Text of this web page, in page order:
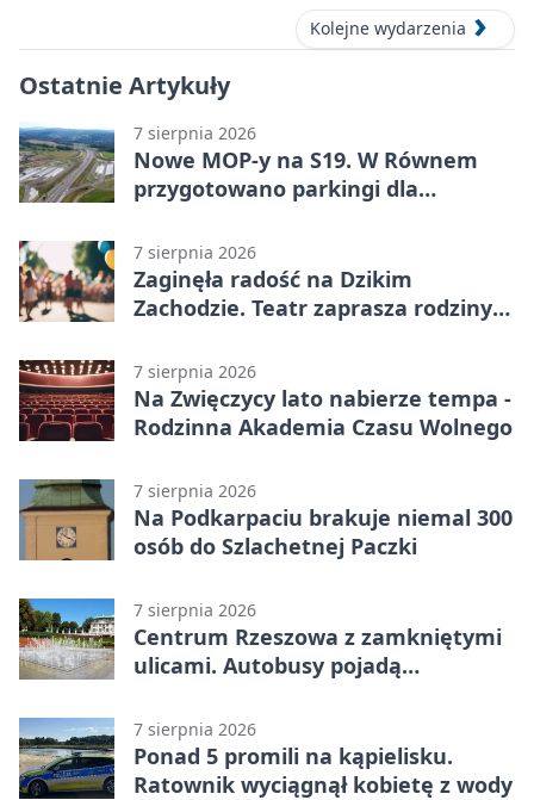
Kolejne wydarzenia
Ostatnie Artykuły
7 sierpnia 2026
Nowe MOP-y na S19. W Równem
przygotowano parkingi dla
7 sierpnia 2026
Zaginęła radość na Dzikim
Zachodzie. Teatr zaprasza rodziny
7 sierpnia 2026
Na Zwięczycy lato nabierze tempa -
Rodzinna Akademia Czasu Wolnego
7 sierpnia 2026
Na Podkarpaciu brakuje niemal 300
osób do Szlachetnej Paczki
7 sierpnia 2026
Centrum Rzeszowa z zamkniętymi
ulicami. Autobusy pojadą
7 sierpnia 2026
Ponad 5 promili na kąpielisku.
Ratownik wyciągnął kobietę z wody